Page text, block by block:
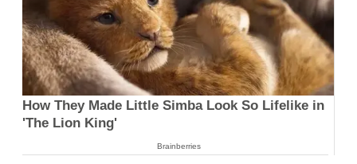
How They Made Little Simba Look So Lifelike in
'The Lion King'
Brainberries